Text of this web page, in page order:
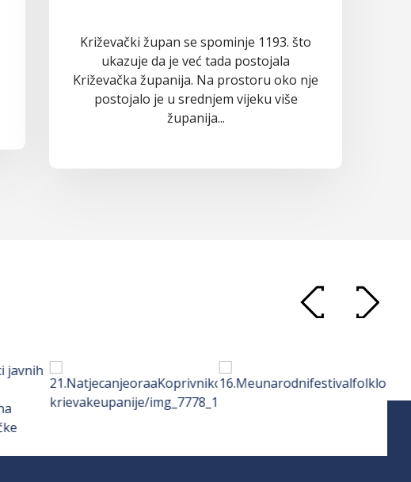
Križevački župan se spominje 1193. što
ukazuje da je već tada postojala
Križevačka županija. Na prostoru oko nje
postojalo je u srednjem vijeku više
županija...